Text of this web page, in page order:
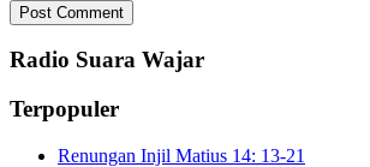
Radio Suara Wajar
Terpopuler
Renungan Injil Matius 14: 13-21